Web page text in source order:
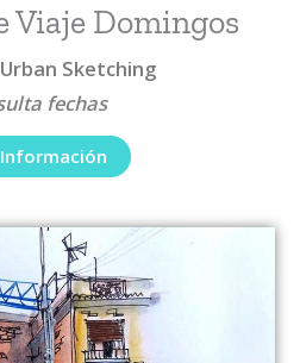
Viaje Domingos
Sketching
fechas